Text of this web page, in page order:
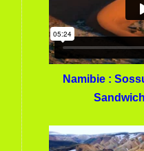
Namibie :